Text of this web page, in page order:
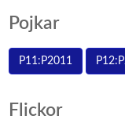
Pojkar
P11:P2011
Flickor